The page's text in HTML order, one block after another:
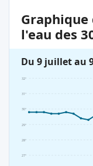
l'eau des
Du 9 juillet au
27°
28°
29°
30°
31°
32°